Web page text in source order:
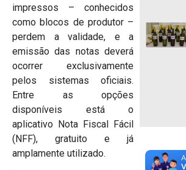
impressos – conhecidos
como blocos de produtor –
perdem a validade, e a
emissão das notas deverá
ocorrer exclusivamente
pelos sistemas oficiais.
Entre as opções
disponíveis está o
aplicativo Nota Fiscal Fácil
(NFF), gratuito e já
amplamente utilizado.